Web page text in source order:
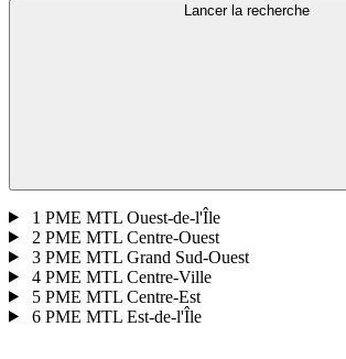
Lancer la recherche
1 PME MTL Ouest-de-l'Île
2 PME MTL Centre-Ouest
3 PME MTL Grand Sud-Ouest
4 PME MTL Centre-Ville
5 PME MTL Centre-Est
6 PME MTL Est-de-l'Île